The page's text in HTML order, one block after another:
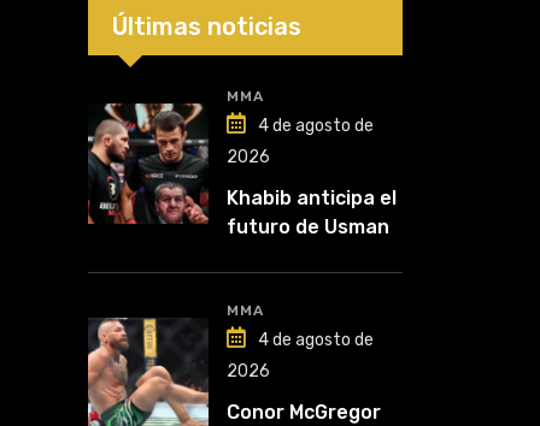
Últimas noticias
MMA
4 de agosto de
2026
Khabib anticipa el
futuro de Usman
liga competirá”
MMA
4 de agosto de
2026
Conor McGregor